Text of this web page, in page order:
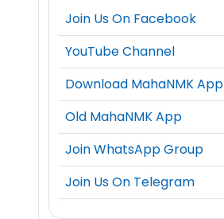
Join Us On Facebook
YouTube Channel
Download MahaNMK App
Old MahaNMK App
Join WhatsApp Group
Join Us On Telegram